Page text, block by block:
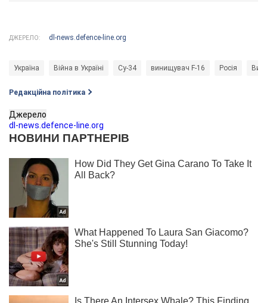
ДЖЕРЕЛО: dl-news.defence-line.org
Україна Війна в Україні Су-34 винищувач F-16 Росія
Редакційна політика
Джерело
dl-news.defence-line.org